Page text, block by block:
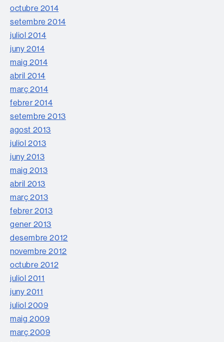
octubre 2014
setembre 2014
juliol 2014
juny 2014
maig 2014
abril 2014
març 2014
febrer 2014
setembre 2013
agost 2013
juliol 2013
juny 2013
maig 2013
abril 2013
març 2013
febrer 2013
gener 2013
desembre 2012
novembre 2012
octubre 2012
juliol 2011
juny 2011
juliol 2009
maig 2009
març 2009